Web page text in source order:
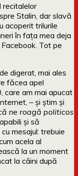
recitalelor
Stalin, dar slavă
acoperit trilurile
în fața mea deja
Tot pe
digerat, mai ales
făcea apel
care am mai apucat
– și știm și
ne roagă politicos
și să
mesajul: trebuie
acela al
la un moment
la câini după